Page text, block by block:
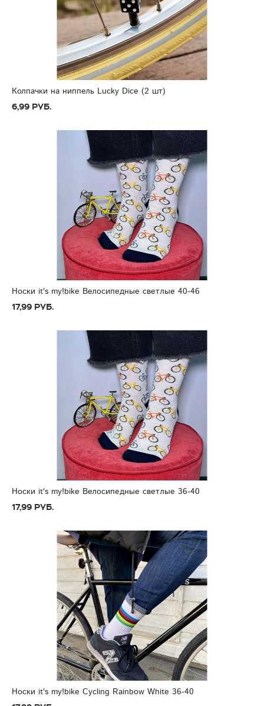
Колпачки на ниппель Lucky Dice (2 шт)
6,99 руб.
Носки it's my!bike Велосипедные светлые 40-46
17,99 руб.
Носки it's my!bike Велосипедные светлые 36-40
17,99 руб.
Носки it's my!bike Cycling Rainbow White 36-40